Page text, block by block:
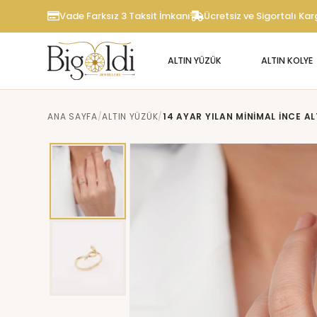
Vade Farksız 3 Taksit İmkanı Ücretsiz ve Sigortalı
ALTIN YÜZÜK ALTIN KOLYE
ANA SAYFA ALTIN YÜZÜK 14 AYAR YILAN MINIMAL İNCE